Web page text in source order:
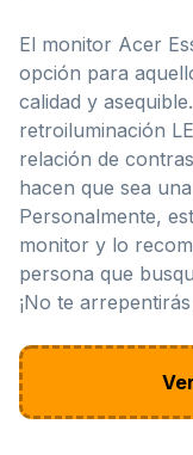
El monitor Acer
opción para
calidad y
retroiluminación
relación de
hacen que sea
Personalmente,
monitor y lo
persona que
¡No te